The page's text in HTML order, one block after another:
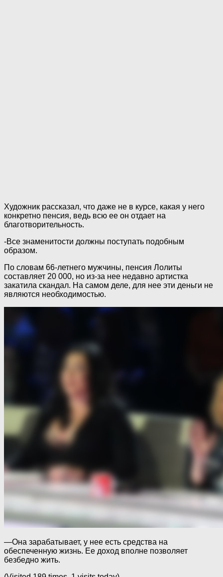
Художник рассказал, что даже не в курсе, какая у него
конкретно пенсия, ведь всю ее он отдает на
благотворительность.
-Все знаменитости должны поступать подобным
образом.
По словам 66-летнего мужчины, пенсия Лолиты
составляет 20 000, но из-за нее недавно артистка
закатила скандал. На самом деле, для нее эти деньги не
являются необходимостью.
—Она зарабатывает, у нее есть средства на
обеспеченную жизнь. Ее доход вполне позволяет
безбедно жить.